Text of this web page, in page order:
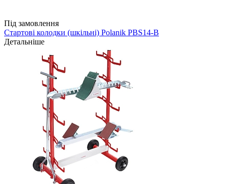
Під замовлення
Стартові колодки (шкільні) Polanik PBS14-B
Детальніше